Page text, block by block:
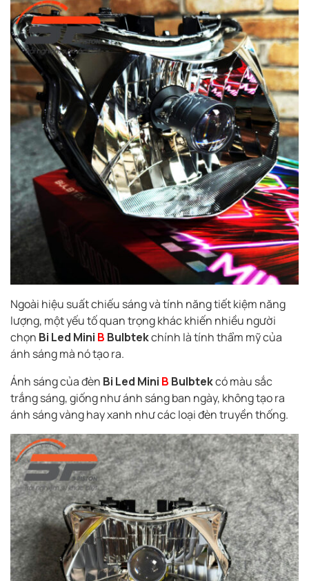
Ngoài hiệu suất chiếu sáng và tính năng tiết kiệm năng
lượng, một yếu tố quan trọng khác khiến nhiều người
chọn Bi Led Mini B Bulbtekchính là tính thẩm mỹ của
ánh sáng mà nó tạo ra.
Ánh sáng của đèn Bi Led Mini B Bulbtekcó màu sắc
trắng sáng, giống như ánh sáng ban ngày, không tạo ra
ánh sáng vàng hay xanh như các loại đèn truyền thống.